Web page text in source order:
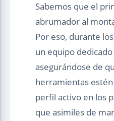
Sabemos que el
abrumador al
Por eso, durante
un equipo
asegurándose de
herramientas
perfil activo en los
que asimiles de